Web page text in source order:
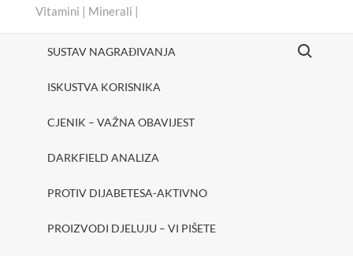
Vitamini | Minerali |
SUSTAV NAGRAĐIVANJA
ISKUSTVA KORISNIKA
CJENIK – VAŽNA OBAVIJEST
DARKFIELD ANALIZA
PROTIV DIJABETESA-AKTIVNO
PROIZVODI DJELUJU – VI PIŠETE
Search for: